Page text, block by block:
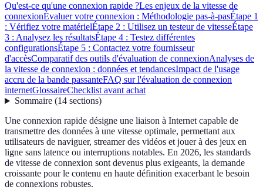
Qu'est-ce qu'une connexion rapide ?Les enjeux de la vitesse de
connexionÉvaluer votre connexion : Méthodologie pas-à-pasÉtape 1
: Vérifiez votre matérielÉtape 2 : Utilisez un testeur de vitesseÉtape
3 : Analysez les résultatsÉtape 4 : Testez différentes
configurationsÉtape 5 : Contactez votre fournisseur
d'accèsComparatif des outils d'évaluation de connexionAnalyses de
la vitesse de connexion : données et tendancesImpact de l'usage
accru de la bande passanteFAQ sur l'évaluation de connexion
internetGlossaireChecklist avant achat
Sommaire(14 sections)
Une connexion rapide désigne une liaison à Internet capable de
transmettre des données à une vitesse optimale, permettant aux
utilisateurs de naviguer, streamer des vidéos et jouer à des jeux en
ligne sans latence ou interruptions notables. En 2026, les standards
de vitesse de connexion sont devenus plus exigeants, la demande
croissante pour le contenu en haute définition exacerbant le besoin
de connexions robustes.